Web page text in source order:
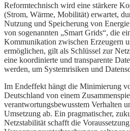
Reformtechnisch wird eine stärkere
(Strom, Wärme, Mobilität) erwartet,
Nutzung und Speicherung von
von sogenannten „Smart Grids“, die
Kommunikation zwischen Erzeugern
ermöglichen, gilt als Schlüssel zur
eine koordinierte und transparente
werden, um Systemrisiken und
Im Endeffekt hängt die Minimierung
Deutschland von einem
verantwortungsbewusstem Verhalten
Umsetzung ab. Ein pragmatischer,
Netzstabilität schafft die